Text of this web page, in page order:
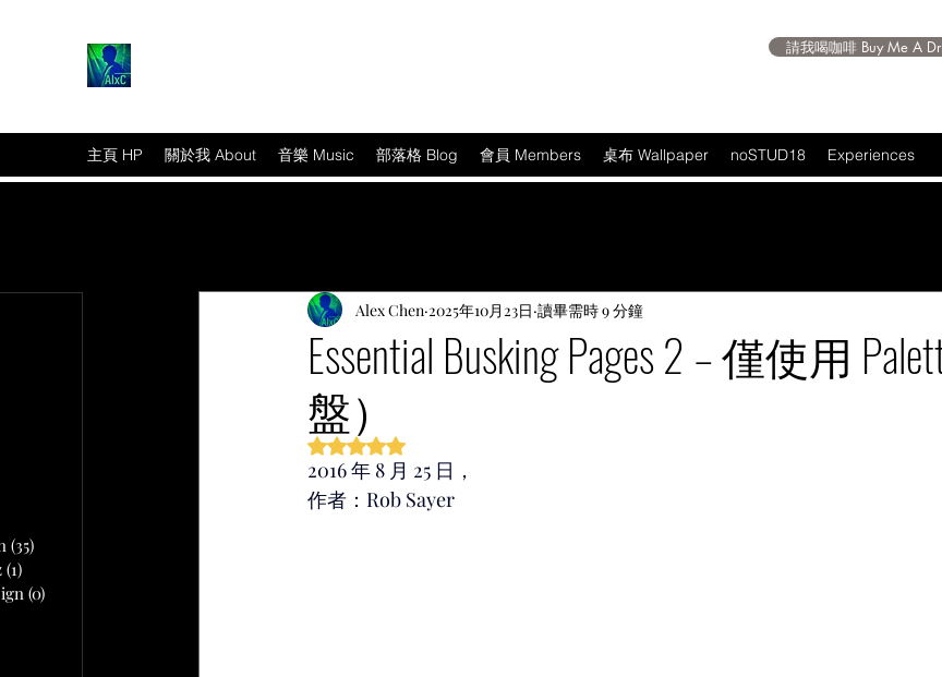
請我喝咖啡 Buy Me A
主頁 HP 關於我 About 音樂 Music 部落格 Blog 會員 Members 桌布 Wallpaper noSTUD18 Experiences
(35)
(1)
(0)
Essential Busking Pages 2 – 僅使用
盤）
Alex Chen 2025年10月23日 讀畢需時 9 分鐘
評等為 NaN（最高為 5 顆星）。
2016 年 8 月 25 日，
作者：Rob Sayer